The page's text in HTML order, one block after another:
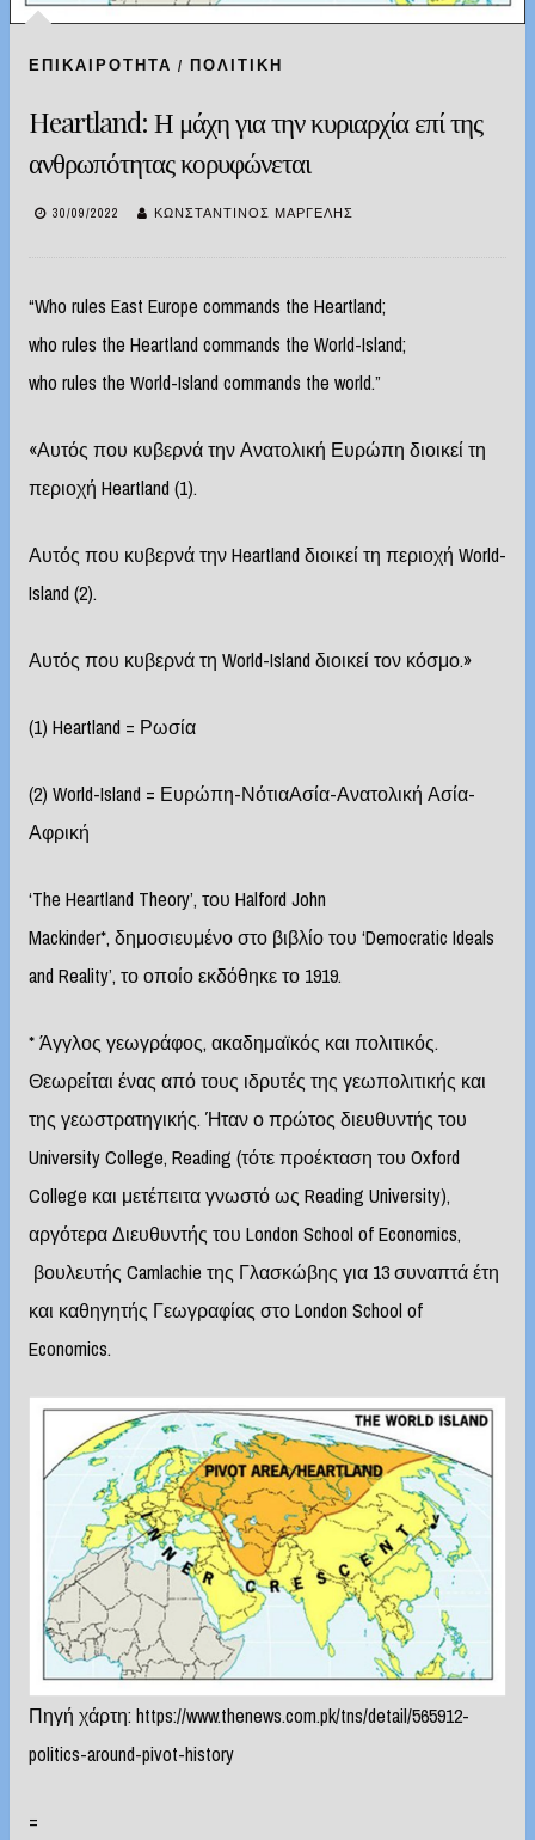
ΕΠΙΚΑΙΡΌΤΗΤΑ / ΠΟΛΙΤΙΚΉ
Heartland: Η μάχη για την κυριαρχία επί της
ανθρωπότητας κορυφώνεται
30/09/2022 ΚΩΝΣΤΑΝΤΊΝΟΣ ΜΑΡΓΈΛΗΣ
“Who rules East Europe commands the Heartland;
who rules the Heartland commands the World-Island;
who rules the World-Island commands the world.”
«Αυτός που κυβερνά την Ανατολική Ευρώπη διοικεί τη
περιοχή Heartland (1).
Αυτός που κυβερνά την Heartland διοικεί τη περιοχή World-
Island (2).
Αυτός που κυβερνά τη World-Island διοικεί τον κόσμο.»
(1) Heartland = Ρωσία
(2) World-Island = Ευρώπη-ΝότιαΑσία-Ανατολική Ασία-
Αφρική
‘The Heartland Theory’, του Halford John
Mackinder*, δημοσιευμένο στο βιβλίο του ‘Democratic Ideals
and Reality’, το οποίο εκδόθηκε το 1919.
* Άγγλος γεωγράφος, ακαδημαϊκός και πολιτικός.
Θεωρείται ένας από τους ιδρυτές της γεωπολιτικής και
της γεωστρατηγικής. Ήταν ο πρώτος διευθυντής του
University College, Reading (τότε προέκταση του Oxford
College και μετέπειτα γνωστό ως Reading University),
αργότερα Διευθυντής του London School of Economics,
βουλευτής Camlachie της Γλασκώβης για 13 συναπτά έτη
και καθηγητής Γεωγραφίας στο London School of
Economics.
Πηγή χάρτη: https://www.thenews.com.pk/tns/detail/565912-
politics-around-pivot-history
=